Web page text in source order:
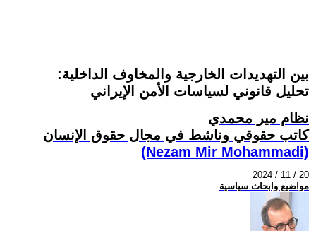
بين التهديدات الخارجية والمخاوف الداخلية:
تحليل قانوني لسياسات الأمن الإيراني
نظام مير محمدي
كاتب حقوقي وناشط في مجال حقوق الإنسان
(Nezam Mir Mohammadi)
2024 / 11 / 20
مواضيع وابحاث سياسية